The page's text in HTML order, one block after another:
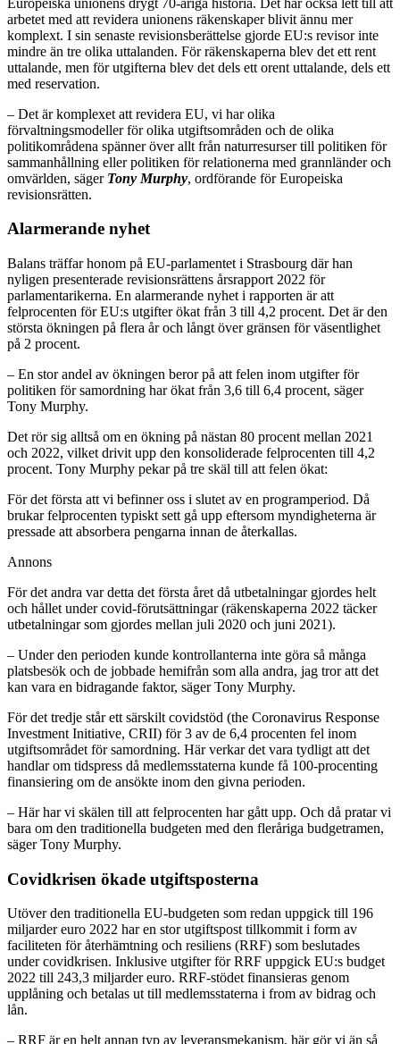
arbetet med att revidera unionens räkenskaper blivit ännu mer
komplext. I sin senaste revisionsberättelse gjorde EU:s revisor inte
mindre än tre olika uttalanden. För räkenskaperna blev det ett rent
uttalande, men för utgifterna blev det dels ett orent uttalande, dels ett
med reservation.
– Det är komplexet att revidera EU, vi har olika
förvaltningsmodeller för olika utgiftsområden och de olika
politikområdena spänner över allt från naturresurser till politiken för
sammanhållning eller politiken för relationerna med grannländer och
omvärlden, säger Tony Murphy, ordförande för Europeiska
revisionsrätten.
Alarmerande nyhet
Balans träffar honom på EU-parlamentet i Strasbourg där han
nyligen presenterade revisionsrättens årsrapport 2022 för
parlamentarikerna. En alarmerande nyhet i rapporten är att
felprocenten för EU:s utgifter ökat från 3 till 4,2 procent. Det är den
största ökningen på flera år och långt över gränsen för väsentlighet
på 2 procent.
– En stor andel av ökningen beror på att felen inom utgifter för
politiken för samordning har ökat från 3,6 till 6,4 procent, säger
Tony Murphy.
Det rör sig alltså om en ökning på nästan 80 procent mellan 2021
och 2022, vilket drivit upp den konsoliderade felprocenten till 4,2
procent. Tony Murphy pekar på tre skäl till att felen ökat:
För det första att vi befinner oss i slutet av en programperiod. Då
brukar felprocenten typiskt sett gå upp eftersom myndigheterna är
pressade att absorbera pengarna innan de återkallas.
Annons
För det andra var detta det första året då utbetalningar gjordes helt
och hållet under covid-förutsättningar (räkenskaperna 2022 täcker
utbetalningar som gjordes mellan juli 2020 och juni 2021).
– Under den perioden kunde kontrollanterna inte göra så många
platsbesök och de jobbade hemifrån som alla andra, jag tror att det
kan vara en bidragande faktor, säger Tony Murphy.
För det tredje står ett särskilt covidstöd (the Coronavirus Response
Investment Initiative, CRII) för 3 av de 6,4 procenten fel inom
utgiftsområdet för samordning. Här verkar det vara tydligt att det
handlar om tidspress då medlemsstaterna kunde få 100-procenting
finansiering om de ansökte inom den givna perioden.
– Här har vi skälen till att felprocenten har gått upp. Och då pratar vi
bara om den traditionella budgeten med den fleråriga budgetramen,
säger Tony Murphy.
Covidkrisen ökade utgiftsposterna
Utöver den traditionella EU-budgeten som redan uppgick till 196
miljarder euro 2022 har en stor utgiftspost tillkommit i form av
faciliteten för återhämtning och resiliens (RRF) som beslutades
under covidkrisen. Inklusive utgifter för RRF uppgick EU:s budget
2022 till 243,3 miljarder euro. RRF-stödet finansieras genom
upplåning och betalas ut till medlemsstaterna i from av bidrag och
lån.
– RRF är en helt annan typ av leveransmekanism, här gör vi än så